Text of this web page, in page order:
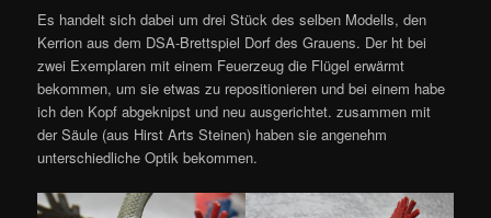
Es handelt sich dabei um drei Stück des selben Modells, den
Kerrion aus dem DSA-Brettspiel Dorf des Grauens. Der ht bei
zwei Exemplaren mit einem Feuerzeug die Flügel erwärmt
bekommen, um sie etwas zu repositionieren und bei einem habe
ich den Kopf abgeknipst und neu ausgerichtet. zusammen mit
der Säule (aus Hirst Arts Steinen) haben sie angenehm
unterschiedliche Optik bekommen.